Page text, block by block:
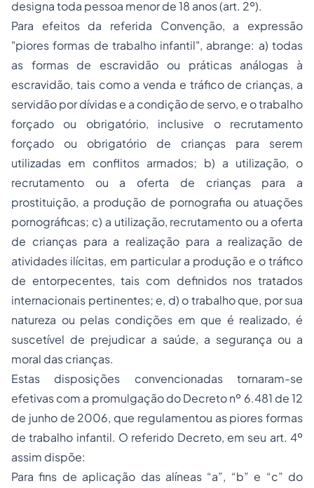
designa toda pessoa menor de 18 anos (art. 2º).
Para efeitos da referida Convenção, a expressão
"piores formas de trabalho infantil", abrange: a) todas
as formas de escravidão ou práticas análogas à
escravidão, tais como a venda e tráfico de crianças, a
servidão por dívidas e a condição de servo, e o trabalho
forçado ou obrigatório, inclusive o recrutamento
forçado ou obrigatório de crianças para serem
utilizadas em conflitos armados; b) a utilização, o
recrutamento ou a oferta de crianças para a
prostituição, a produção de pornografia ou atuações
pornográficas; c) a utilização, recrutamento ou a oferta
de crianças para a realização para a realização de
atividades ilícitas, em particular a produção e o tráfico
de entorpecentes, tais com definidos nos tratados
internacionais pertinentes; e, d) o trabalho que, por sua
natureza ou pelas condições em que é realizado, é
suscetível de prejudicar a saúde, a segurança ou a
moral das crianças.
Estas disposições convencionadas tornaram-se
efetivas com a promulgação do Decreto nº 6.481 de 12
de junho de 2006, que regulamentou as piores formas
de trabalho infantil. O referido Decreto, em seu art. 4º
assim dispõe:
Para fins de aplicação das alíneas “a”, “b” e “c” do